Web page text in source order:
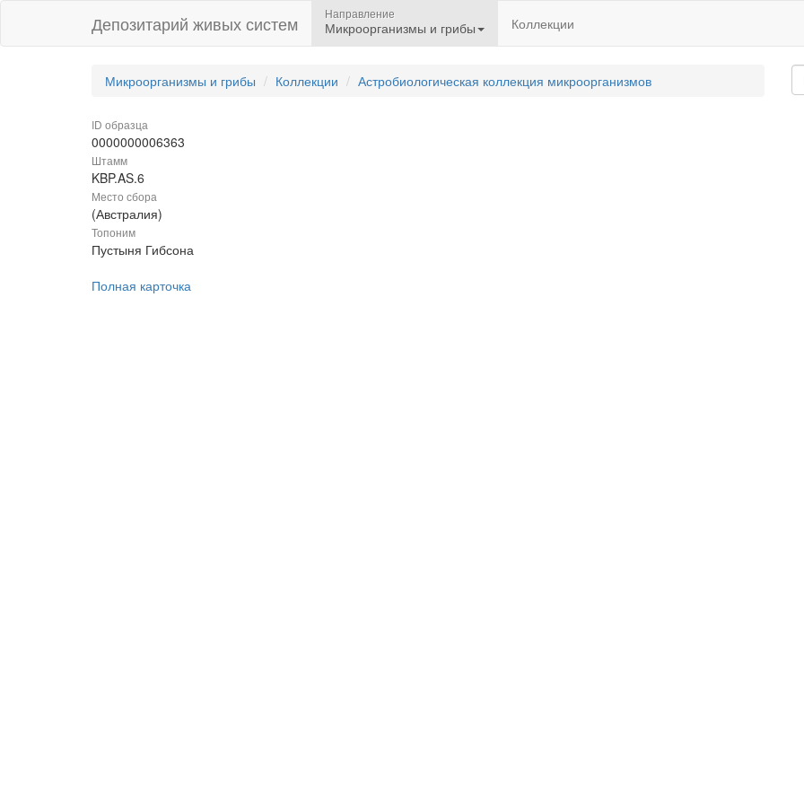
Депозитарий живых систем Направление
Микроорганизмы и грибы Коллекции
Микроорганизмы и грибы Коллекции Астробиологическая коллекция микроорганизмов
ID образца
0000000006363
Штамм
KBP.AS.6
Место сбора
(Австралия)
Топоним
Пустыня Гибсона
Полная карточка